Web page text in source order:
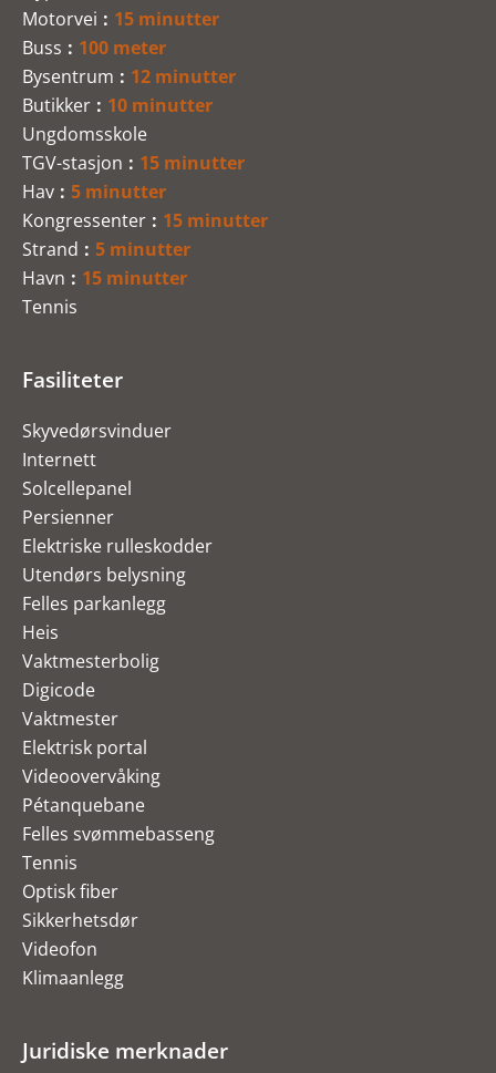
Motorvei
15 minutter
Buss
100 meter
Bysentrum
12 minutter
Butikker
10 minutter
Ungdomsskole
TGV-stasjon
15 minutter
Hav
5 minutter
Kongressenter
15 minutter
Strand
5 minutter
Havn
15 minutter
Tennis
Fasiliteter
Skyvedørsvinduer
Internett
Solcellepanel
Persienner
Elektriske rulleskodder
Utendørs belysning
Felles parkanlegg
Heis
Vaktmesterbolig
Digicode
Vaktmester
Elektrisk portal
Videoovervåking
Pétanquebane
Felles svømmebasseng
Tennis
Optisk fiber
Sikkerhetsdør
Videofon
Klimaanlegg
Juridiske merknader